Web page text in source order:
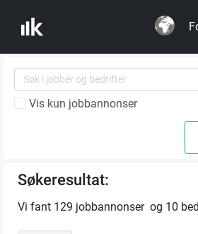
Vis kun jobbannonser
Søkeresultat:
Vi fant 129 jobbannonser og 10